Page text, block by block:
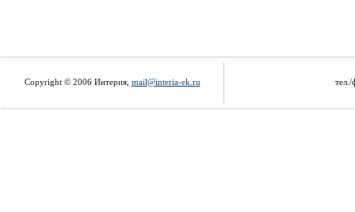
Copyright © 2006 Интерия, mail@interia-ek.ru